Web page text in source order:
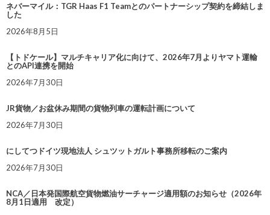
ネバーマイル：TGR Haas F1 Teamとのパートナーシップ契約を締結しま
した
2026年8月5日
【トドケール】マルチキャリア化に向けて、2026年7月よりヤマト運輸
とのAPI連携を開始
2026年7月30日
JR貨物／お盆休み期間の貨物列車の運転計画について
2026年7月30日
にしてつドイツ現地法人 シュツットガルト事務所移転のご案内
2026年7月30日
NCA／日本発国際航空貨物燃油サーチャージ適用額のお知らせ（2026年
8月1日適用 改定）